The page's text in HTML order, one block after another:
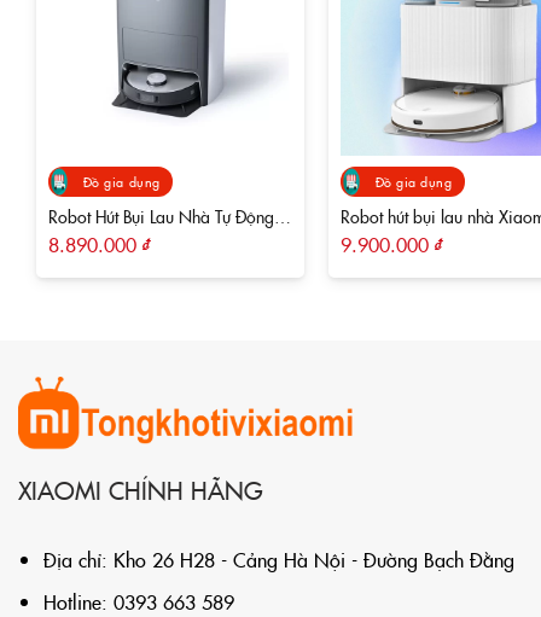
Mi Air Purifier 4 Pro
vẫn được giữ lại thiết kế đơn giản,
nghệ CNC hiện đại, tinh tế, tạo nên tính thẩm mỹ cao.
Đồ gia dụng
Robot Hút Bụi Lau Nhà Tự Động
Giặt Giẻ Ecovacs Deebot X1
8.890.000 ₫
Đồ gia dụng
Robot hút bụi lau nhà
Lydsto W3 – Tự động giặt,
9.900.000 ₫
XIAOMI CHÍNH HÃNG
Địa chỉ: Kho 26 H28 - Cảng Hà Nội - Đường Bạch Đằng
Hotline: 0393 663 589